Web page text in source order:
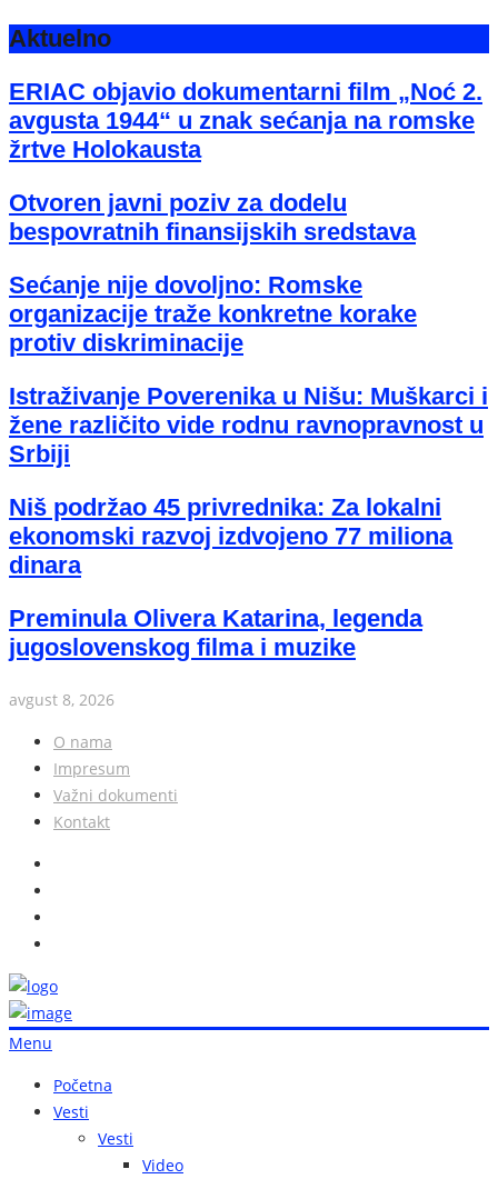
Aktuelno
ERIAC objavio dokumentarni film „Noć 2.
avgusta 1944“ u znak sećanja na romske
žrtve Holokausta
Otvoren javni poziv za dodelu
bespovratnih finansijskih sredstava
Sećanje nije dovoljno: Romske
organizacije traže konkretne korake
protiv diskriminacije
Istraživanje Poverenika u Nišu: Muškarci i
žene različito vide rodnu ravnopravnost u
Srbiji
Niš podržao 45 privrednika: Za lokalni
ekonomski razvoj izdvojeno 77 miliona
dinara
Preminula Olivera Katarina, legenda
jugoslovenskog filma i muzike
avgust 8, 2026
O nama
Impresum
Važni dokumenti
Kontakt
Menu
Početna
Vesti
Vesti
Video